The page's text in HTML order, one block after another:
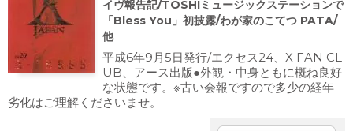
イヴ報告記/TOSHIミュージックステーションで
「Bless You」初披露/わが家のこてつ PATA/
他
平成6年9月5日発行/エクセス24、X FAN CL
UB、アース出版●外観・中身ともに概ね良好
な状態です。※古い会報ですので多少の経年
劣化はご理解くださいませ。